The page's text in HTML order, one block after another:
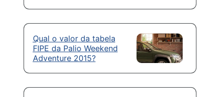
Qual o valor da tabela
FIPE da Palio Weekend
Adventure 2015?